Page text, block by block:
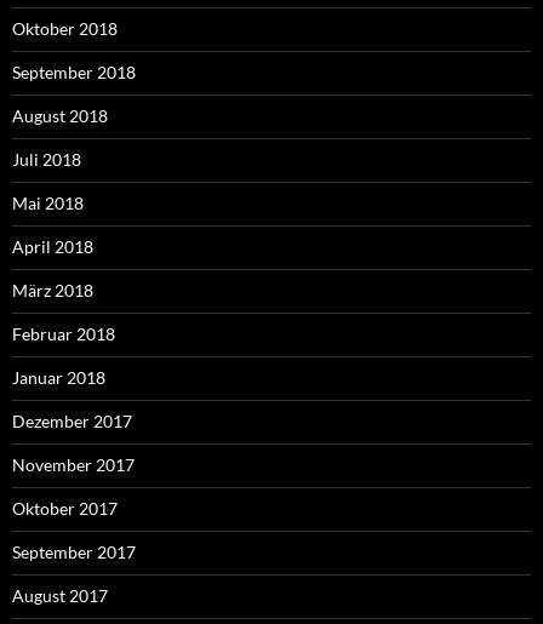
Oktober 2018
September 2018
August 2018
Juli 2018
Mai 2018
April 2018
März 2018
Februar 2018
Januar 2018
Dezember 2017
November 2017
Oktober 2017
September 2017
August 2017